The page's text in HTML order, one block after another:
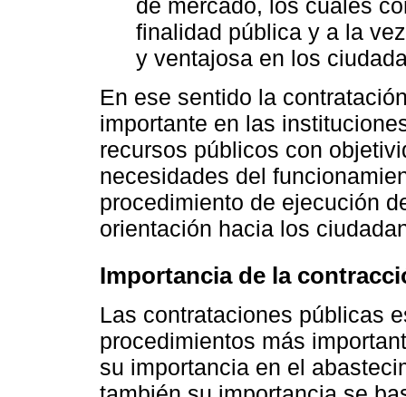
de mercado, los cuales
finalidad pública y a la
y ventajosa en los
En ese sentido la
importante en las
recursos públicos con
necesidades del
procedimiento de ejecución
orientación hacia los
Importancia de la
Las contrataciones públicas
procedimientos más
su importancia en el